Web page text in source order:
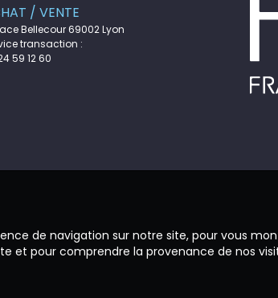
/ VENTE
Bellecour 69002 Lyon
transaction :
59 12 60
de navigation sur notre site, pour vous
et pour comprendre la provenance de nos